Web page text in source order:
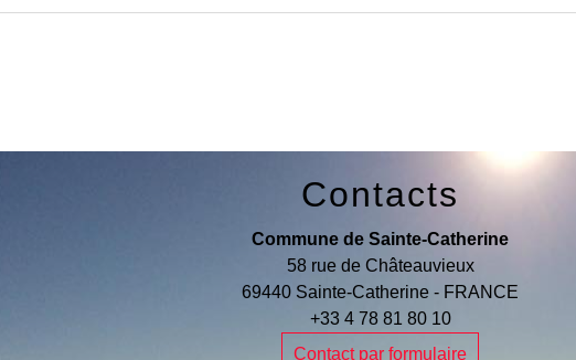
Contacts
Commune de Sainte-Catherine
58 rue de Châteauvieux
69440 Sainte-Catherine - FRANCE
+33 4 78 81 80 10
Contact par formulaire